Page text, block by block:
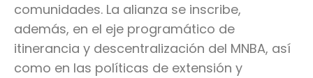
comunidades. La alianza se inscribe,
además, en el eje programático de
itinerancia y descentralización del MNBA, así
como en las políticas de extensión y